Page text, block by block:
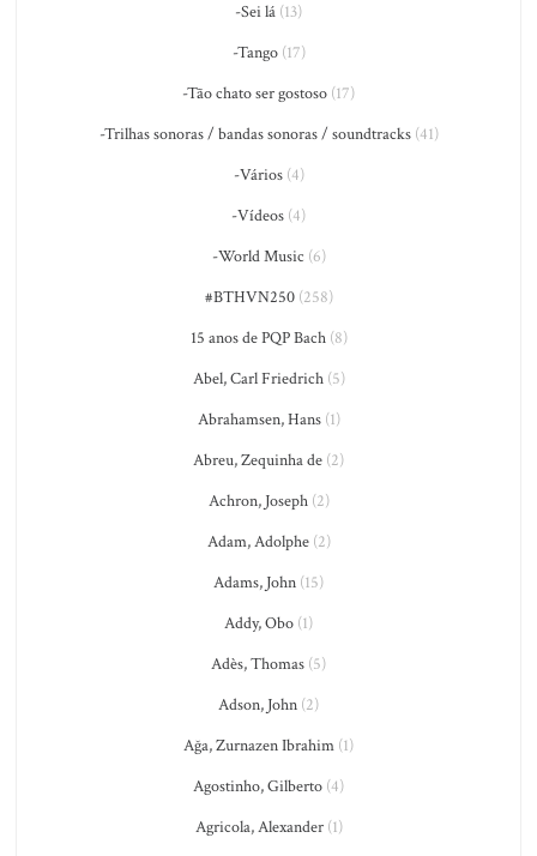
-Sei lá (13)
-Tango(17)
-Tão chato ser gostoso (17)
-Trilhas sonoras / bandas sonoras / soundtracks(41)
-Vários(4)
-Vídeos (4)
-World Music (6)
#BTHVN250(258)
15 anos de PQP Bach(8)
Abel, Carl Friedrich(5)
Abrahamsen, Hans(1)
Abreu, Zequinha de (2)
Achron, Joseph(2)
Adam, Adolphe(2)
Adams, John (15)
Addy, Obo (1)
Adès, Thomas (5)
Adson, John (2)
Ağa, Zurnazen Ibrahim (1)
Agostinho, Gilberto (4)
Agricola, Alexander(1)